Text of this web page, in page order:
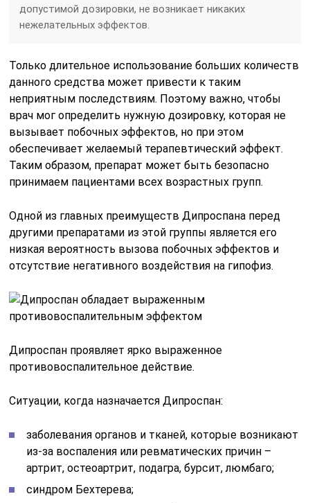
допустимой дозировки, не возникает никаких
нежелательных эффектов.
Только длительное использование больших количеств
данного средства может привести к таким
неприятным последствиям. Поэтому важно, чтобы
врач мог определить нужную дозировку, которая не
вызывает побочных эффектов, но при этом
обеспечивает желаемый терапевтический эффект.
Таким образом, препарат может быть безопасно
принимаем пациентами всех возрастных групп.
Одной из главных преимуществ Дипроспана перед
другими препаратами из этой группы является его
низкая вероятность вызова побочных эффектов и
отсутствие негативного воздействия на гипофиз.
Дипроспан проявляет ярко выраженное
противовоспалительное действие.
Ситуации, когда назначается Дипроспан:
заболевания органов и тканей, которые возникают
из-за воспаления или ревматических причин –
артрит, остеоартрит, подагра, бурсит, люмбаго;
синдром Бехтерева;